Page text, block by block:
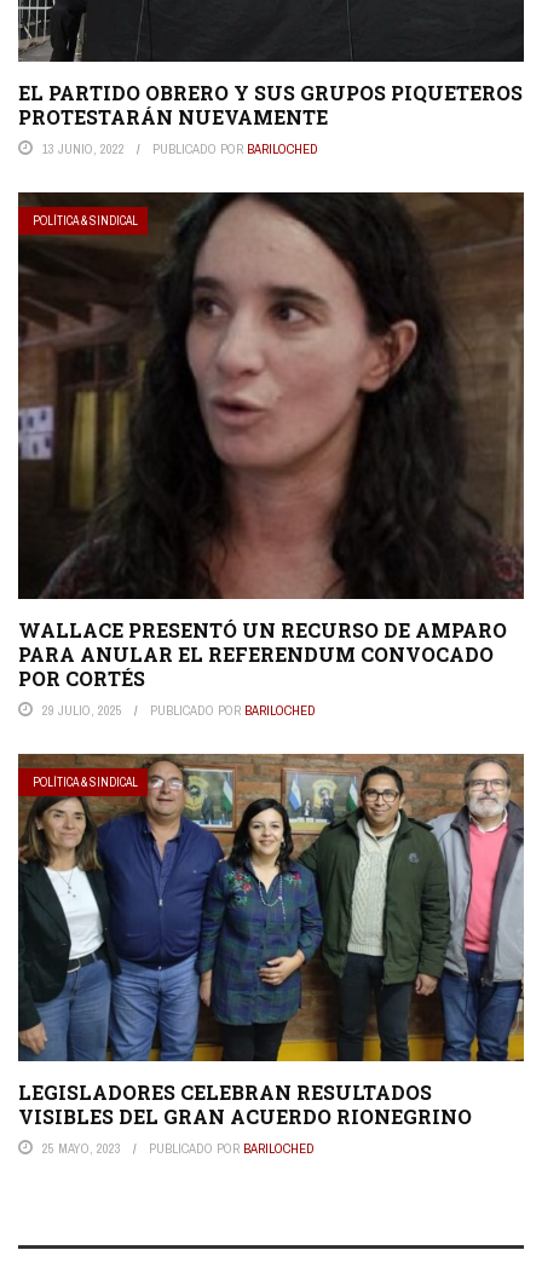
EL PARTIDO OBRERO Y SUS GRUPOS PIQUETEROS
PROTESTARÁN NUEVAMENTE
13 JUNIO, 2022 PUBLICADO POR BARILOCHED
POLÍTICA & SINDICAL
WALLACE PRESENTÓ UN RECURSO DE AMPARO
PARA ANULAR EL REFERENDUM CONVOCADO
POR CORTÉS
29 JULIO, 2025 PUBLICADO POR BARILOCHED
POLÍTICA & SINDICAL
LEGISLADORES CELEBRAN RESULTADOS
VISIBLES DEL GRAN ACUERDO RIONEGRINO
25 MAYO, 2023 PUBLICADO POR BARILOCHED